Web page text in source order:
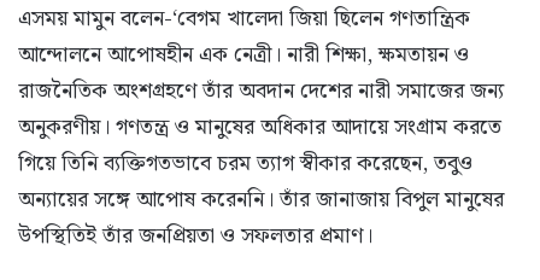
এসময় মামুন বলেন-‘বেগম খালেদা জিয়া ছিলেন গণতান্ত্রিক
আন্দোলনে আপোষহীন এক নেত্রী। নারী শিক্ষা, ক্ষমতায়ন ও
রাজনৈতিক অংশগ্রহণে তাঁর অবদান দেশের নারী সমাজের জন্য
অনুকরণীয়। গণতন্ত্র ও মানুষের অধিকার আদায়ে সংগ্রাম করতে
গিয়ে তিনি ব্যক্তিগতভাবে চরম ত্যাগ স্বীকার করেছেন, তবুও
অন্যায়ের সঙ্গে আপোষ করেননি। তাঁর জানাজায় বিপুল মানুষের
উপস্থিতিই তাঁর জনপ্রিয়তা ও সফলতার প্রমাণ।